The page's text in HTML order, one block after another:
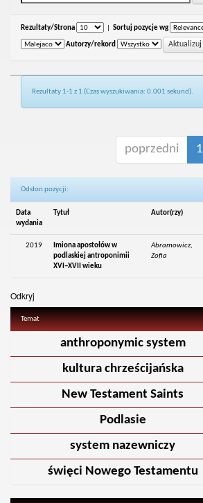
Rezultaty/Strona Sortuj pozycje wg
Autorzy/rekord
Rezultaty 1-1 z 1 (Czas wyszukiwania: 0.001 sekund).
poprzedni 1
Odsłon pozycji:
Data
wydania
Tytuł Autor(rzy)
2019
Imiona apostołów w
podlaskiej antroponimii
XVI–XVII wieku
Abramowicz,
Zofia
Odkryj
Temat
anthroponymic system
kultura chrześcijańska
New Testament Saints
Podlasie
system nazewniczy
święci Nowego Testamentu